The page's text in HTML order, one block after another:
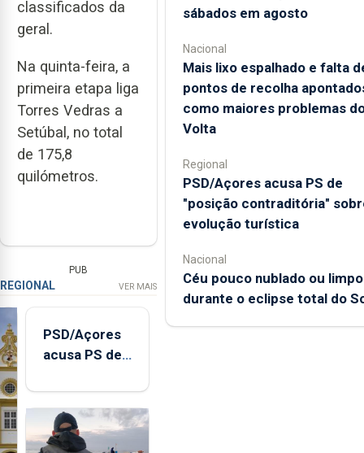
classificados da
geral.
Na quinta-feira, a
primeira etapa liga
Torres Vedras a
Setúbal, no total
de 175,8
quilómetros.
PUB
REGIONAL VER MAIS
PSD/Açores
acusa PS de
contraditória"
sobre
evolução
sábados em agosto
Nacional
Mais lixo espalhado e falta
pontos de recolha
como maiores problemas
Volta
Regional
PSD/Açores acusa PS de
"posição contraditória"
evolução turística
Nacional
Céu pouco nublado ou limpo
durante o eclipse total do